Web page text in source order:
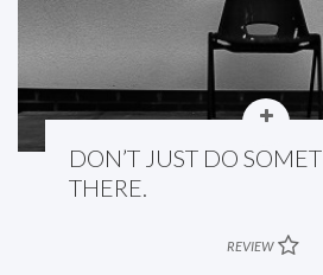
DON’T JUST DO
THERE.
REVIEW